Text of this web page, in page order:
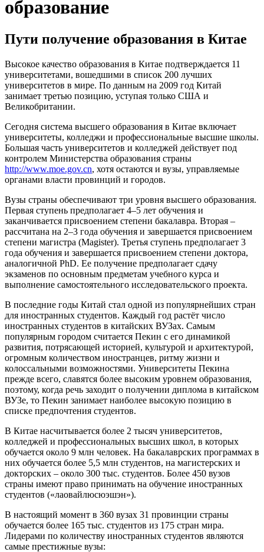
образование
Пути получение образования в Китае
Высокое качество образования в Китае подтверждается 11
университетами, вошедшими в список 200 лучших
университетов в мире. По данным на 2009 год Китай
занимает третью позицию, уступая только США и
Великобритании.
Сегодня система высшего образования в Китае включает
университеты, колледжи и профессиональные высшие школы.
Большая часть университетов и колледжей действует под
контролем Министерства образования страны
http://www.moe.gov.cn, хотя остаются и вузы, управляемые
органами власти провинций и городов.
Вузы страны обеспечивают три уровня высшего образования.
Первая ступень предполагает 4–5 лет обучения и
заканчивается присвоением степени бакалавра. Вторая –
рассчитана на 2–3 года обучения и завершается присвоением
степени магистра (Magister). Третья ступень предполагает 3
года обучения и завершается присвоением степени доктора,
аналогичной PhD. Ее получение предполагает сдачу
экзаменов по основным предметам учебного курса и
выполнение самостоятельного исследовательского проекта.
В последние годы Китай стал одной из популярнейших стран
для иностранных студентов. Каждый год растёт число
иностранных студентов в китайских ВУЗах. Самым
популярным городом считается Пекин с его динамикой
развития, потрясающей историей, культурой и архитектурой,
огромным количеством иностранцев, ритму жизни и
колоссальными возможностями. Университеты Пекина
прежде всего, славятся более высоким уровнем образования,
поэтому, когда речь заходит о получении диплома в китайском
ВУЗе, то Пекин занимает наиболее высокую позицию в
списке предпочтения студентов.
В Китае насчитывается более 2 тысяч университетов,
колледжей и профессиональных высших школ, в которых
обучается около 9 млн человек. На бакалаврских программах в
них обучается более 5,5 млн студентов, на магистерских и
докторских – около 300 тыс. студентов. Более 450 вузов
страны имеют право принимать на обучение иностранных
студентов («лаовайлюсюэшэн»).
В настоящий момент в 360 вузах 31 провинции страны
обучается более 165 тыс. студентов из 175 стран мира.
Лидерами по количеству иностранных студентов являются
самые престижные вузы: